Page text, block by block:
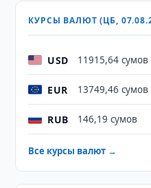
КУРСЫ ВАЛЮТ (ЦБ,
USD 11915,64 сумов
EUR 13749,46 сумов
RUB 146,19 сумов
Все курсы валют →